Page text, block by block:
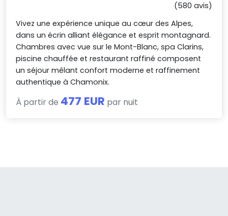
(580 avis)
Vivez une expérience unique au cœur des Alpes,
dans un écrin alliant élégance et esprit montagnard.
Chambres avec vue sur le Mont-Blanc, spa Clarins,
piscine chauffée et restaurant raffiné composent
un séjour mêlant confort moderne et raffinement
authentique à Chamonix.
À partir de 477 EUR par nuit